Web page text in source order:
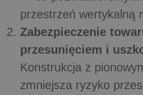
przestrzeń wertykalną
Zabezpieczenie
przesunięciem i
Konstrukcja z
zmniejsza ryzyko